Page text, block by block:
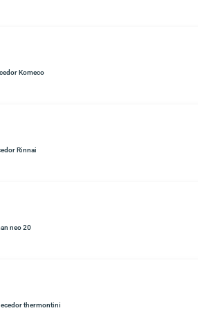
Komeco
Rinnai
neo 20
thermontini